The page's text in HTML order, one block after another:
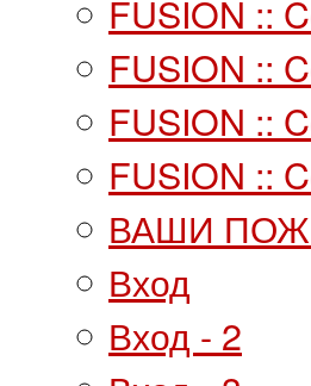
FUSION ::
FUSION ::
FUSION ::
FUSION ::
ВАШИ
Вход
Вход - 2